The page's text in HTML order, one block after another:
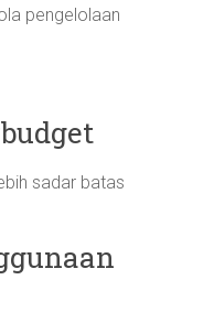
pengelolaan
sadar batas